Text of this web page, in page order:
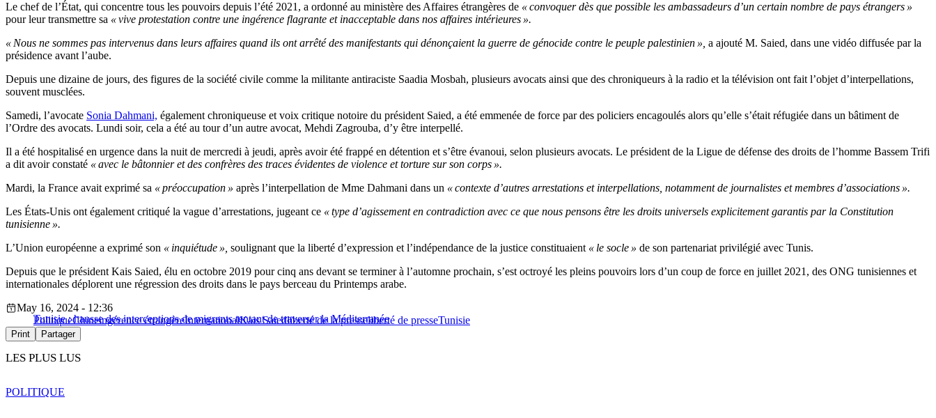
Le chef de l’État, qui concentre tous les pouvoirs depuis l’été 2021, a ordonné au ministère des Affaires étrangères de « convoquer dès que possible les ambassadeurs d’un certain nombre de pays étrangers »
pour leur transmettre sa « vive protestation contre une ingérence flagrante et inacceptable dans nos affaires intérieures ».
« Nous ne sommes pas intervenus dans leurs affaires quand ils ont arrêté des manifestants qui dénonçaient la guerre de génocide contre le peuple palestinien », a ajouté M. Saied, dans une vidéo diffusée par la
présidence avant l’aube.
Depuis une dizaine de jours, des figures de la société civile comme la militante antiraciste Saadia Mosbah, plusieurs avocats ainsi que des chroniqueurs à la radio et la télévision ont fait l’objet d’interpellations,
souvent musclées.
Samedi, l’avocate Sonia Dahmani, également chroniqueuse et voix critique notoire du président Saied, a été emmenée de force par des policiers encagoulés alors qu’elle s’était réfugiée dans un bâtiment de
l’Ordre des avocats. Lundi soir, cela a été au tour d’un autre avocat, Mehdi Zagrouba, d’y être interpellé.
Il a été hospitalisé en urgence dans la nuit de mercredi à jeudi, après avoir été frappé en détention et s’être évanoui, selon plusieurs avocats. Le président de la Ligue de défense des droits de l’homme Bassem Trifi
a dit avoir constaté « avec le bâtonnier et des confrères des traces évidentes de violence et torture sur son corps ».
Mardi, la France avait exprimé sa « préoccupation » après l’interpellation de Mme Dahmani dans un « contexte d’autres arrestations et interpellations, notamment de journalistes et membres d’associations ».
Les États-Unis ont également critiqué la vague d’arrestations, jugeant ce « type d’agissement en contradiction avec ce que nous pensons être les droits universels explicitement garantis par la Constitution
tunisienne ».
L’Union européenne a exprimé son « inquiétude », soulignant que la liberté d’expression et l’indépendance de la justice constituaient « le socle » de son partenariat privilégié avec Tunis.
Depuis que le président Kais Saied, élu en octobre 2019 pour cinq ans devant se terminer à l’automne prochain, s’est octroyé les pleins pouvoirs lors d’un coup de force en juillet 2021, des ONG tunisiennes et
internationales déplorent une régression des droits dans le pays berceau du Printemps arabe.
Tunisie : hausse des interceptions de migrants tentant de traverser la Méditerranée
May 16, 2024 - 12:36
PolitiqueChineingérence étrangèreInternationalKais Saiedliberté de la presseliberté de presseTunisie
Print Partager
LES PLUS LUS
POLITIQUE